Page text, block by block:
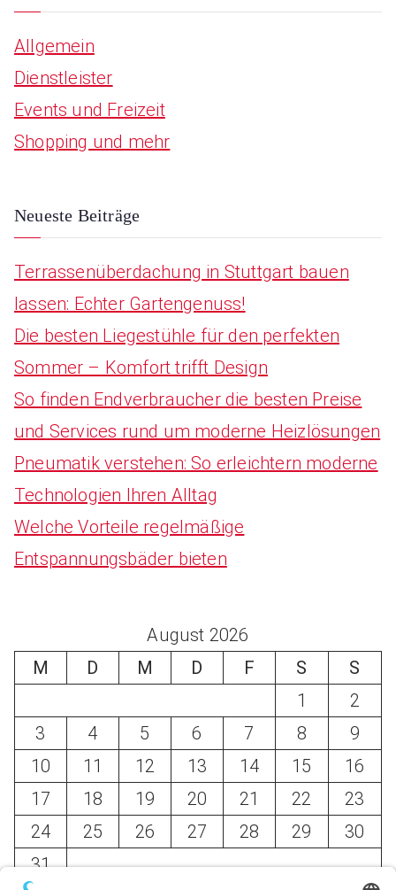
r
Allgemein
Dienstleister
Events und Freizeit
Shopping und mehr
Neueste Beiträge
Terrassenüberdachung in Stuttgart bauen
lassen: Echter Gartengenuss!
Die besten Liegestühle für den perfekten
Sommer – Komfort trifft Design
So finden Endverbraucher die besten Preise
und Services rund um moderne Heizlösungen
Pneumatik verstehen: So erleichtern moderne
Technologien Ihren Alltag
Welche Vorteile regelmäßige
Entspannungsbäder bieten
August 2026
M
D M D F S
S
1
2
3
4 5 6 7 8
9
10
11 12 13 14 15
16
17
18 19 20 21 22
23
24
25 26 27 28 29
30
31